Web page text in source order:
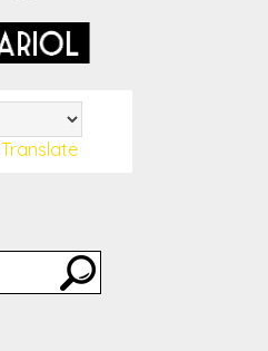
Translate